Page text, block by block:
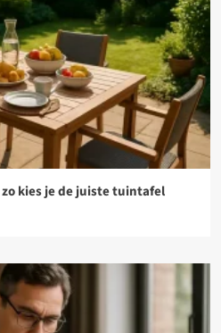
kies je de juiste tuintafel